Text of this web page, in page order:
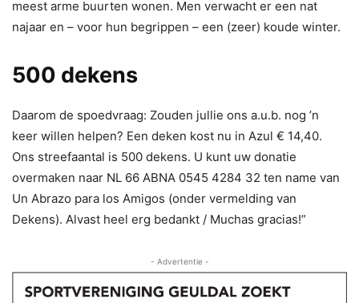
meest arme buurten wonen. Men verwacht er een nat
najaar en – voor hun begrippen – een (zeer) koude winter.
500 dekens
Daarom de spoedvraag: Zouden jullie ons a.u.b. nog ’n
keer willen helpen? Een deken kost nu in Azul € 14,40.
Ons streefaantal is 500 dekens. U kunt uw donatie
overmaken naar NL 66 ABNA 0545 4284 32 ten name van
Un Abrazo para los Amigos (onder vermelding van
Dekens). Alvast heel erg bedankt / Muchas gracias!”
- Advertentie -